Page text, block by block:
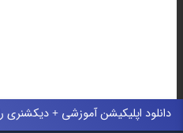
دانلود اپلیکیشن آموزشی + دیکشنری